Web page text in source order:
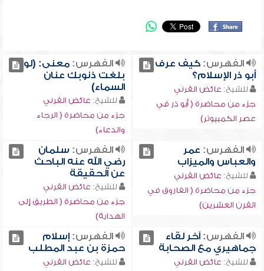
الفهرس:كيف عرف
أبو ذر الإسلام؟
للشيخ: عائض القرني
جزء من محاضرة ( أبو ذر في
عصر الكمبيوتر)
الفهرس:معنى: (لو
بلغت ذنوبك عنان
السماء)
للشيخ: عائض القرني
جزء من محاضرة ( الرجاء
والدعاء)
الفهرس: عمر
والعباس والميزاب
للشيخ: عائض القرني
جزء من محاضرة ( الفاروق في
القرن العشرين)
الفهرس: سلمان
رضي الله عنه الباحث
عن الحقيقة
للشيخ: عائض القرني
جزء من محاضرة ( الطريق إلى
الهداية)
الفهرس:آخر لقاء
جماهيري مع الصحابة
للشيخ: عائض القرني
الفهرس:إسلام
حمزة بن عبد المطلب
للشيخ: عائض القرني